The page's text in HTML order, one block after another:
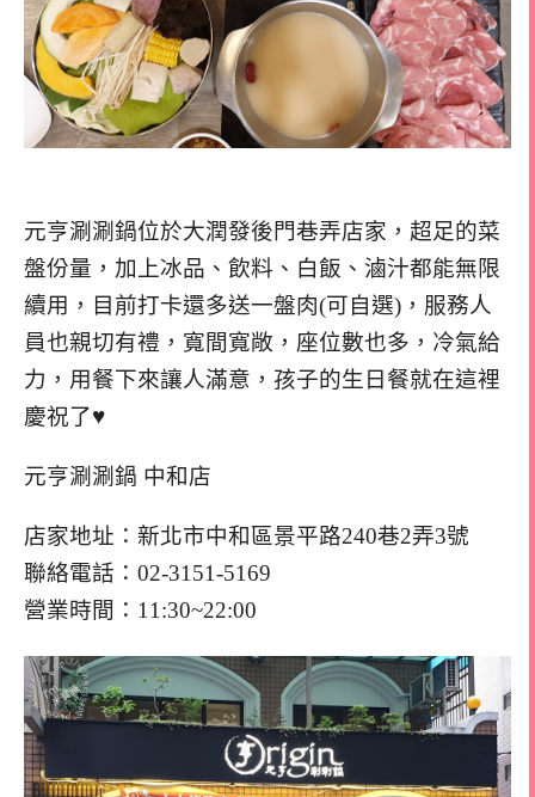
元亨涮涮鍋位於大潤發後門巷弄店家，超足的菜
盤份量，加上冰品、飲料、白飯、滷汁都能無限
續用，目前打卡還多送一盤肉(可自選)，服務人
員也親切有禮，寬間寬敞，座位數也多，冷氣給
力，用餐下來讓人滿意，孩子的生日餐就在這裡
慶祝了♥
元亨涮涮鍋 中和店
店家地址：新北市中和區景平路240巷2弄3號
聯絡電話：02-3151-5169
營業時間：11:30~22:00